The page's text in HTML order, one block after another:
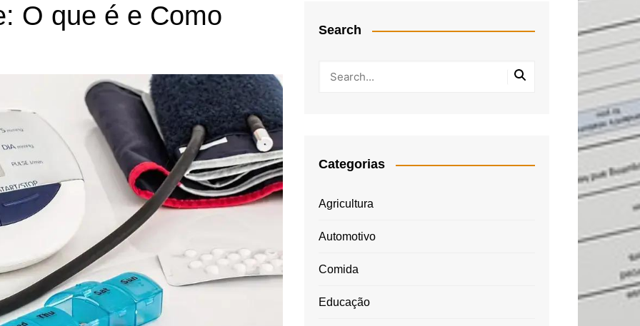
O que é e Como
Search
Categorias
Agricultura
Automotivo
Comida
Educação